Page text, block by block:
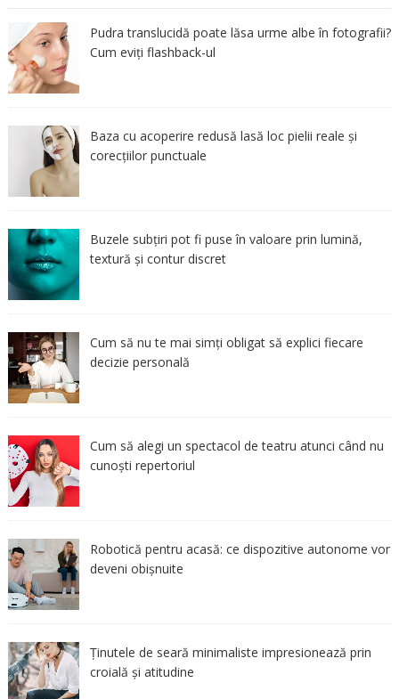
Pudra translucidă poate lăsa urme albe în fotografii?
Cum eviți flashback-ul
Baza cu acoperire redusă lasă loc pielii reale și
corecțiilor punctuale
Buzele subțiri pot fi puse în valoare prin lumină,
textură și contur discret
Cum să nu te mai simți obligat să explici fiecare
decizie personală
Cum să alegi un spectacol de teatru atunci când nu
cunoști repertoriul
Robotică pentru acasă: ce dispozitive autonome vor
deveni obișnuite
Ținutele de seară minimaliste impresionează prin
croială și atitudine